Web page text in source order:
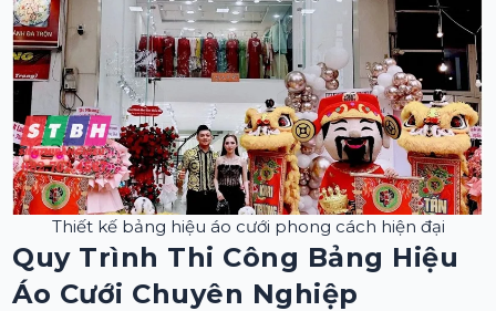
Thiết kế bảng hiệu áo cưới phong cách hiện đại
Quy Trình Thi Công Bảng Hiệu
Áo Cưới Chuyên Nghiệp